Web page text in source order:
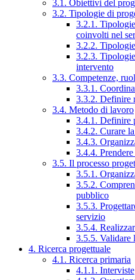
3.1. Obiettivi del
3.2. Tipologie di
3.2.1.
coinvolti nel
3.2.2.
3.2.3.
intervento
3.3. Competenze,
3.3.1.
3.3.2. Definire
3.4. Metodo di lavoro
3.4.1. Definire
3.4.2. Curare
3.4.3.
3.4.4.
3.5. Il processo
3.5.1.
3.5.2.
pubblico
3.5.3.
servizio
3.5.4.
3.5.5. Validare
4. Ricerca progettuale
4.1. Ricerca primaria
4.1.1. Interviste